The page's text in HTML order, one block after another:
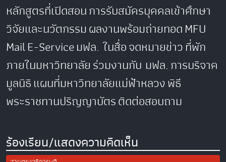
หลักสูตรที่เปิดสอนการรับสมัครบุคคลเข้าศึกษา
วิจัยและนวัตกรรมผลงานพร้อมถ่ายทอดMFU
MailE-Serviceมฟล. ในสื่อจดหมายข่าวที่พัก
ภายในมหาวิทยาลัยร่วมงานกับ มฟล.การบริจาค
มูลนิธิแผนที่มหาวิทยาลัยแม่ฟ้าหลวงพิธี
พระราชทานปริญญาบัตรติดต่อสอบถาม
ร้องเรียน/แสดงความคิดเห็น